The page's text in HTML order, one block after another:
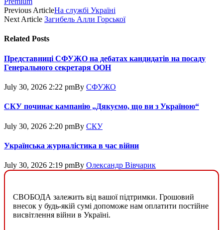
Previous ArticleНа службі Україні
Next Article Загибель Алли Горської
Related Posts
Представниці СФУЖО на дебатах кандидатів на посаду
Генерального секретаря ООН
July 30, 2026 2:22 pmBy СФУЖО
СКУ починає кампанію „Дякуємо, що ви з Україною“
July 30, 2026 2:20 pmBy СКУ
Українська журналістика в час війни
July 30, 2026 2:19 pmBy Олександр Вівчарик
СВОБОДА залежить від вашої підтримки. Грошовий
внесок у будь-якій сумі допоможе нам оплатити постійне
висвітлення війни в Україні.